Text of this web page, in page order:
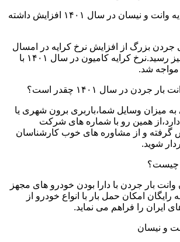
آیا نرخ حمل بار و کرایه وانت و نیسان در سال ۱۴۰۱ افزایش داشته
بزرگ از افزایش نرخ کرایه در امسال
خبر داد و به تصویب نیز رسید.نرخ کرایه کامیون در سال ۱۴۰۱ با
شد.
در سال ۱۴۰۱ چقدر است؟
به میزان وسایل شما،باربری برون شهری یا
همین رو با شماره های شرکت
تماس گرفته و از مشاوره های خوب کارشناسان
شوید.
چیست؟
بار جردن با دارا بودن خودرو های مجهز
رایگان امکان حمل بار با انواع خودرو از
ایران را فراهم می نماید.
و نیسان